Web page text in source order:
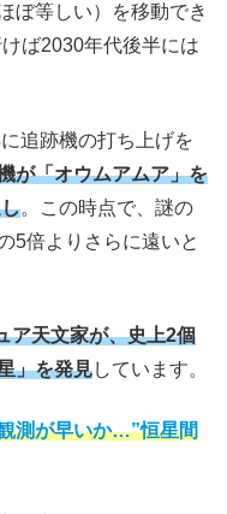
ぼ等しい）を移動でき
ば2030年代後半には
追跡機の打ち上げを
が「オウムアムア」を
。この時点で、謎の
5倍よりさらに遠いと
ア天文家が、史上2個
」を発見しています。
測が早いか…”恒星間